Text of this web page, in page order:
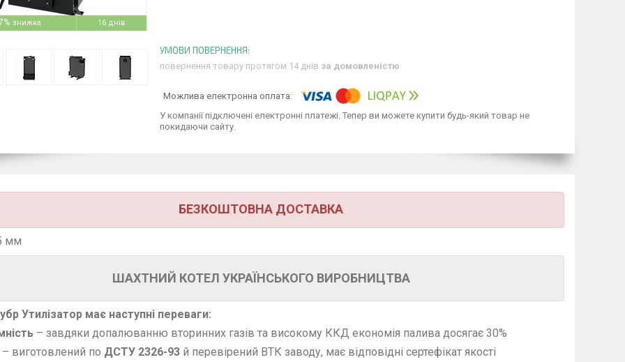
16 днів
повернення товару протягом 14 днів за домовленістю
У компанії підключені електронні платежі. Тепер ви можете купити будь-який товар не
покидаючи сайту.
БЕЗКОШТОВНА ДОСТАВКА
мм
ШАХТНИЙ КОТЕЛ УКРАЇНСЬКОГО ВИРОБНИЦТВА
Утилізатор має наступні переваги:
– завдяки допалюванню вторинних газів та високому ККД економія палива досягає 30%
– виготовлений по ДСТУ 2326-93 й перевірений ВТК заводу, має відповідні сертефікат якості